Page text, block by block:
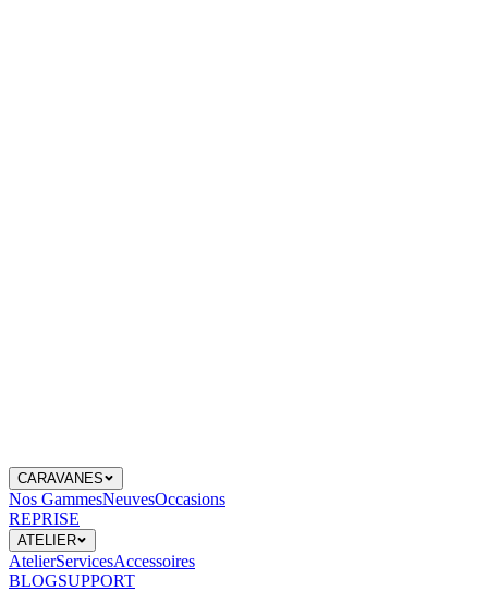
CARAVANES
Nos GammesNeuvesOccasions
REPRISE
ATELIER
AtelierServicesAccessoires
BLOGSUPPORT